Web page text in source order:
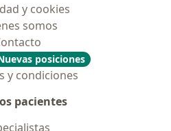
y cookies
somos
posiciones
y condiciones
pacientes